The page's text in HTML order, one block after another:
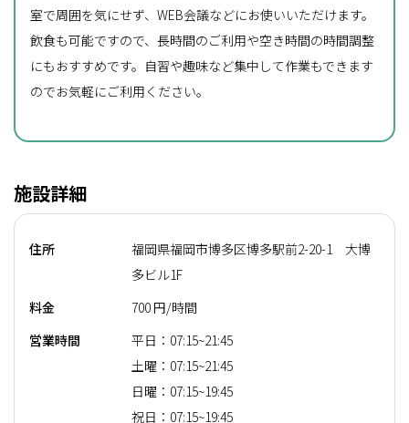
室で周囲を気にせず、WEB会議などにお使いいただけます。
飲食も可能ですので、長時間のご利用や空き時間の時間調整
にもおすすめです。自習や趣味など集中して作業もできます
のでお気軽にご利用ください。
施設詳細
住所
福岡県福岡市博多区博多駅前2-20-1 大博
多ビル1F
料金
700 円/時間
営業時間
平日：07:15~21:45
土曜：07:15~21:45
日曜：07:15~19:45
祝日：07:15~19:45